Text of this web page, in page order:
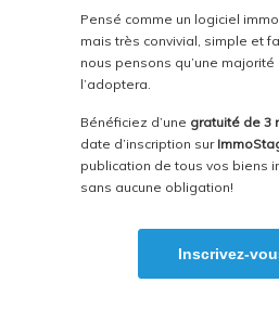
Pensé comme un logiciel
mais très convivial, simple et
nous pensons qu’une majorité
l’adoptera.
Bénéficiez d’une gratuité de 3
date d’inscription sur
publication de tous vos biens
sans aucune obligation!
Inscrivez-